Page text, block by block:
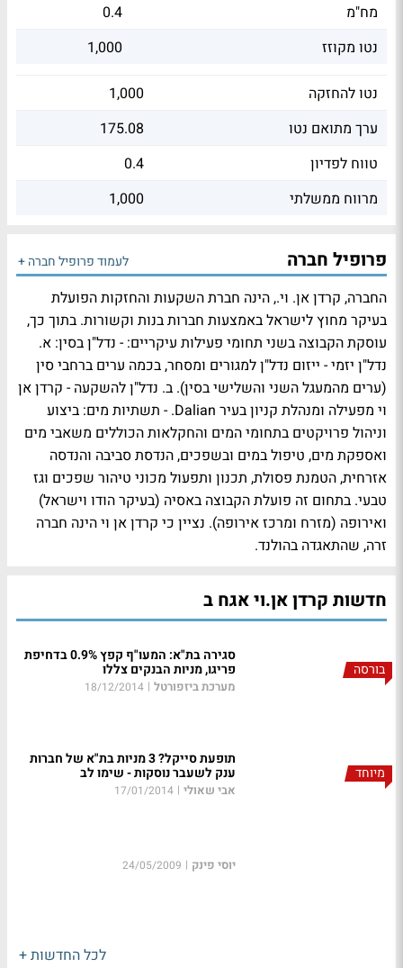
מח"מ
0.4
נטו מקוזז
1,000
נטו להחזקה
1,000
ערך מתואם נטו
175.08
טווח לפדיון
0.4
מרווח ממשלתי
1,000
פרופיל חברה לעמוד פרופיל חברה +
החברה, קרדן אן. וי., הינה חברת השקעות והחזקות הפועלת
בעיקר מחוץ לישראל באמצעות חברות בנות וקשורות. בתוך כך,
עוסקת הקבוצה בשני תחומי פעילות עיקריים: - נדל"ן בסין: א.
נדל"ן יזמי - ייזום נדל"ן למגורים ומסחר, בכמה ערים ברחבי סין
(ערים מהמעגל השני והשלישי בסין). ב. נדל"ן להשקעה - קרדן אן
וי מפעילה ומנהלת קניון בעיר Dalian. - תשתיות מים: ביצוע
וניהול פרויקטים בתחומי המים והחקלאות הכוללים משאבי מים
ואספקת מים, טיפול במים ובשפכים, הנדסת סביבה והנדסה
אזרחית, הטמנת פסולת, תכנון ותפעול מכוני טיהור שפכים וגז
טבעי. בתחום זה פועלת הקבוצה באסיה (בעיקר הודו וישראל)
ואירופה (מזרח ומרכז אירופה). נציין כי קרדן אן וי הינה חברה
זרה, שהתאגדה בהולנד.
חדשות קרדן אן.וי אגח ב
בורסה
סגירה בת"א: המעו"ף קפץ 0.9% בדחיפת
פריגו, מניות הבנקים צללו
מערכת ביזפורטל |
18/12/2014
מיוחד
תופעת סייקל? 3 מניות בת"א של חברות
ענק לשעבר נוסקות - שימו לב
אבי שאולי |
17/01/2014
יוסי פינק |
24/05/2009
לכל החדשות +